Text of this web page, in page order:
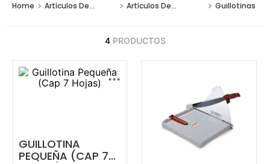
Artículos De
Artículos De
Guillotinas
4 PRODUCTOS
...
GUILLOTINA
PEQUEÑA (CAP 7